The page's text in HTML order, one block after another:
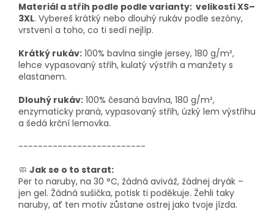
Materiál a střih podle podle varianty: velikosti XS–
3XL. Vybereš krátký nebo dlouhý rukáv podle sezóny,
vrstvení a toho, co ti sedí nejlíp.
Krátký rukáv: 100% bavlna single jersey, 180 g/m²,
lehce vypasovaný střih, kulatý výstřih a manžety s
elastanem.
Dlouhý rukáv: 100% česaná bavlna, 180 g/m²,
enzymaticky praná, vypasovaný střih, úzký lem výstřihu
a šedá krční lemovka.
--------------------------
🧼 Jak se o to starat:
Per to naruby, na 30 °C, žádná aviváž, žádnej dryák –
jen gel. Žádná sušička, potisk ti poděkuje. Žehli taky
naruby, ať ten motiv zůstane ostrej jako tvoje jízda.